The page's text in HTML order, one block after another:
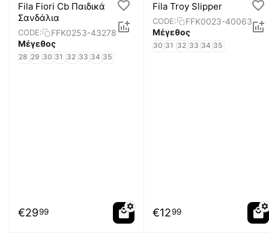
Fila Fiori Cb Παιδικά
Σανδάλια
CODE:
FFK0253-43278
Μέγεθος
28 29 30 31 32 33 34 35
€2999
Fila Troy Slipper
CODE:
FFK0023-40063
Μέγεθος
30 31 32 33 34 35
€1299